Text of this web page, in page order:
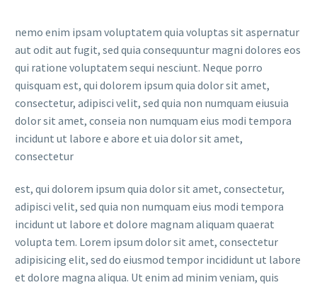
nemo enim ipsam voluptatem quia voluptas sit aspernatur
aut odit aut fugit, sed quia consequuntur magni dolores eos
qui ratione voluptatem sequi nesciunt. Neque porro
quisquam est, qui dolorem ipsum quia dolor sit amet,
consectetur, adipisci velit, sed quia non numquam eiusuia
dolor sit amet, conseia non numquam eius modi tempora
incidunt ut labore e abore et uia dolor sit amet,
consectetur
est, qui dolorem ipsum quia dolor sit amet, consectetur,
adipisci velit, sed quia non numquam eius modi tempora
incidunt ut labore et dolore magnam aliquam quaerat
volupta tem. Lorem ipsum dolor sit amet, consectetur
adipisicing elit, sed do eiusmod tempor incididunt ut labore
et dolore magna aliqua. Ut enim ad minim veniam, quis